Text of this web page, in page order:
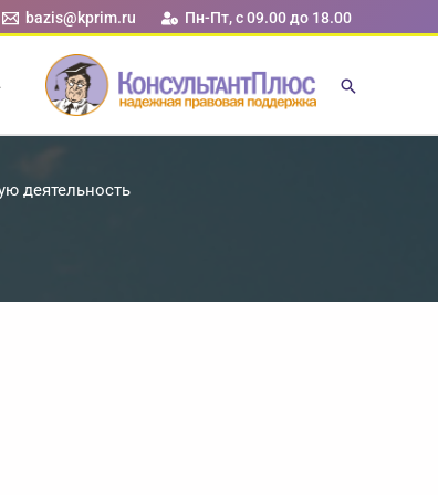
bazis@kprim.ru Пн-Пт, с 09.00 до 18.00
деятельность